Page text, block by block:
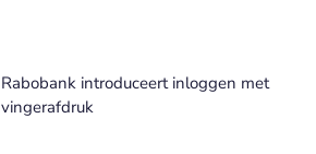
Rabobank introduceert inloggen met
vingerafdruk